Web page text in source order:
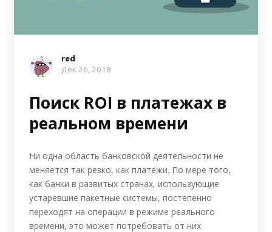
red
Дек 26, 2018
Поиск ROI в платежах в
реальном времени
Ни одна область банковской деятельности не
меняется так резко, как платежи. По мере того,
как банки в развитых странах, использующие
устаревшие пакетные системы, постепенно
переходят на операции в режиме реального
времени, это может потребовать от них